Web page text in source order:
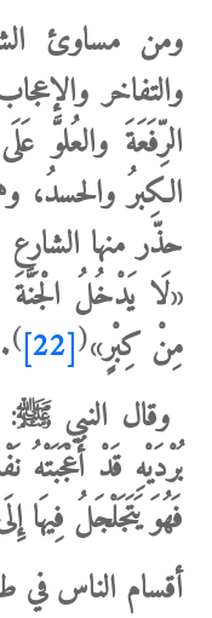
ومن مساوئ
والتفاخر
الرِّفَعَةَ والعُلوَّ
الكِبرُ والحسدُ،
حذّر منها الشارع
«لَا يَدْخُلُ
مِنْ كِبْرٍ»(
[22]
)
.
وقال النبي
بُرْدَيْهِ قَدْ
فَهُوَ يَتَجَلْجَلُ فِيهَا
أقسام الناس في